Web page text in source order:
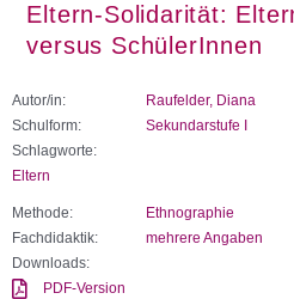
Eltern-Solidarität:
versus SchülerInnen
Autor/in:
Raufelder, Diana
Schulform:
Sekundarstufe I
Schlagworte:
Eltern
Methode:
Ethnographie
Fachdidaktik:
mehrere Angaben
Downloads:
PDF-Version